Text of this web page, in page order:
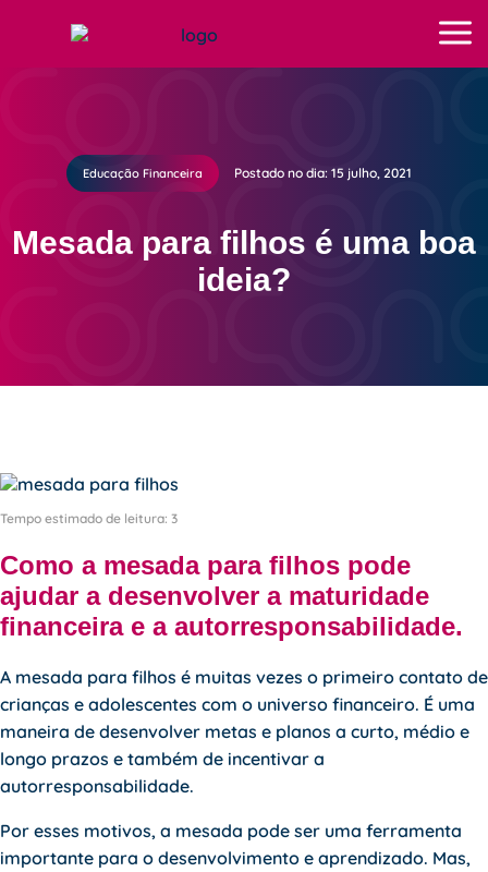
Educação Financeira Postado no dia: 15 julho, 2021
Mesada para filhos é uma boa
ideia?
Tempo estimado de leitura: 3
Como a mesada para filhos pode
ajudar a desenvolver a maturidade
financeira e a autorresponsabilidade.
A mesada para filhos é muitas vezes o primeiro contato de
crianças e adolescentes com o universo financeiro. É uma
maneira de desenvolver metas e planos a curto, médio e
longo prazos e também de incentivar a
autorresponsabilidade.
Por esses motivos, a mesada pode ser uma ferramenta
importante para o desenvolvimento e aprendizado. Mas,